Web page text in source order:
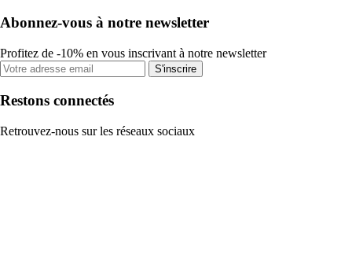
Abonnez-vous à notre newsletter
Profitez de -10% en vous inscrivant à notre newsletter
S'inscrire
Restons connectés
Retrouvez-nous sur les réseaux sociaux